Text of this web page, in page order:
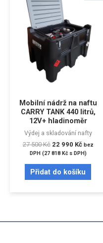
Mobilní nádrž na naftu
CARRY TANK 440 litrů,
12V+ hladinoměr
Výdej a skladování nafty
27 500Kč 22 990 Kč bez
DPH (27 818 Kčs DPH)
Přidat do košíku